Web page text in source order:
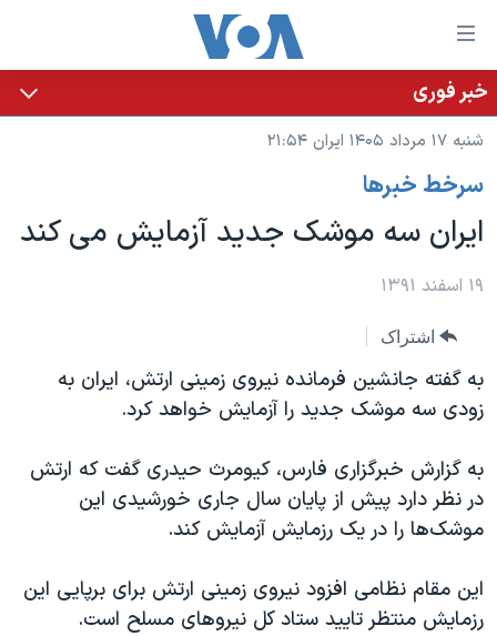
لینکهای
قابل
دسترسی
جهش
محتوای
اصلی
جهش
به
اصلی
جهش
به
خانه
نسخه سبک وب‌سایت
موضوع ها
ایران
آمریکا
ویدیوها
فرهنگ و زندگی
اقتصادی
برنامه های تلویزیونی
جدول برنامه ها
عملیات خشم حماسی
بایگانی برنامه‌های تلویزیونی
مستندها
حمله جمهوری اسلامی به اسرائیل
پخش رادیویی
یادگیری زبان انگلیسی
دنبال کنید
خبر فوری
شنبه ۱۷ مرداد ۱۴۰۵ ایران ۲۱:۵۴
سرخط خبرها
ایران سه موشک جدید آزمایش می کند
۱۹ اسفند ۱۳۹۱
اشتراک
به گفته جانشین فرمانده نیروی زمینی ارتش، ایران به
زودی سه موشک جدید را آزمایش خواهد کرد.
به گزارش خبرگزاری فارس، کیومرث حیدری گفت که ارتش
در نظر دارد پیش از پایان سال جاری خورشیدی این
موشک‌ها را در یک رزمایش آزمایش کند.
این مقام نظامی افزود نیروی زمینی ارتش برای برپایی این
رزمایش منتظر تایید ستاد کل نیروهای مسلح است.